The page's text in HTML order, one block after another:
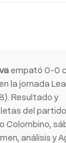
empató 0-0
en la jornada
Resultado y
del partido
Colombino,
análisis y